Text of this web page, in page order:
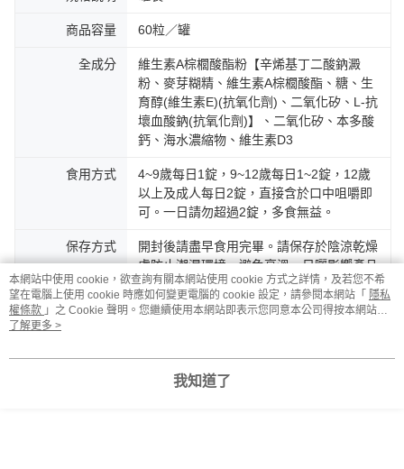
商品容量 60粒／罐
全成分
維生素A棕櫚酸酯粉【辛烯基丁二酸鈉澱
粉、麥芽糊精、維生素A棕櫚酸酯、糖、生
育醇(維生素E)(抗氧化劑)、二氧化矽、L-抗
壞血酸鈉(抗氧化劑)】、二氧化矽、本多酸
鈣、海水濃縮物、維生素D3
食用方式
4~9歲每日1錠，9~12歲每日1~2錠，12歲
以上及成人每日2錠，直接含於口中咀嚼即
可。一日請勿超過2錠，多食無益。
保存方式
開封後請盡早食用完畢。請保存於陰涼乾燥
處防止潮濕環境，避免高溫、日曬影響產品
品質。
保存期限 兩年
自然現象，並不改變產品本質，請安心食
本網站中使用 cookie，欲查詢有關本網站使用 cookie 方式之詳情，及若您不希
望在電腦上使用 cookie 時應如何變更電腦的 cookie 設定，請參閱本網站「 隱私
權條款 」之 Cookie 聲明。您繼續使用本網站即表示您同意本公司得按本網站使
用條款之 Cookie 聲明使用 cookie。
了解更多 >
我知道了